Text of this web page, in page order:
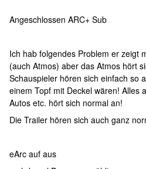
Angeschlossen ARC+ Sub
Ich hab folgendes Problem er zeigt
(auch Atmos) aber das Atmos hört
Schauspieler hören sich einfach so
einem Topf mit Deckel wären! Alles
Autos etc. hört sich normal an!
Die Trailer hören sich auch ganz
eArc auf aus